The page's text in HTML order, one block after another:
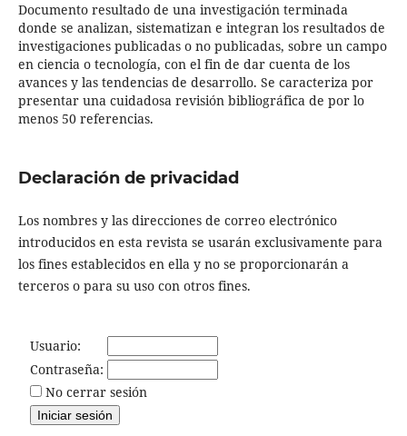
Documento resultado de una investigación terminada
donde se analizan, sistematizan e integran los resultados de
investigaciones publicadas o no publicadas, sobre un campo
en ciencia o tecnología, con el fin de dar cuenta de los
avances y las tendencias de desarrollo. Se caracteriza por
presentar una cuidadosa revisión bibliográfica de por lo
menos 50 referencias.
Declaración de privacidad
Los nombres y las direcciones de correo electrónico
introducidos en esta revista se usarán exclusivamente para
los fines establecidos en ella y no se proporcionarán a
terceros o para su uso con otros fines.
Usuario:
Contraseña:
No cerrar sesión